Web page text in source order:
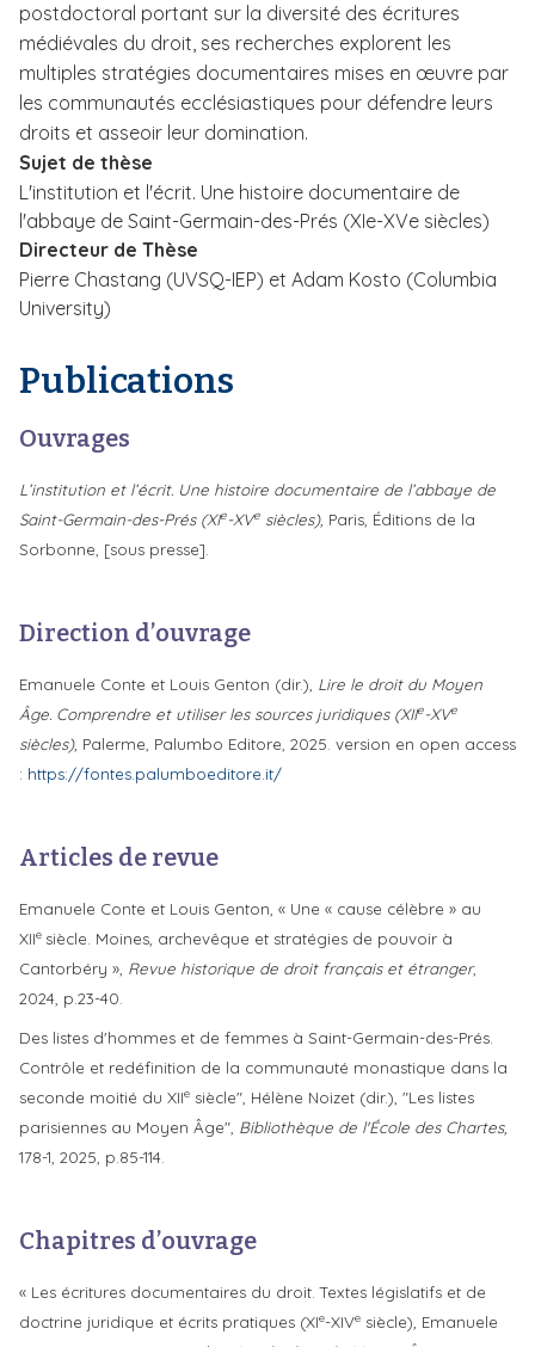
postdoctoral portant sur la diversité des écritures
médiévales du droit, ses recherches explorent les
multiples stratégies documentaires mises en œuvre par
les communautés ecclésiastiques pour défendre leurs
droits et asseoir leur domination.
Sujet de thèse
L'institution et l'écrit. Une histoire documentaire de
l'abbaye de Saint-Germain-des-Prés (XIe-XVe siècles)
Directeur de Thèse
Pierre Chastang (UVSQ-IEP) et Adam Kosto (Columbia
University)
Publications
Ouvrages
L’institution et l’écrit. Une histoire documentaire de l’abbaye de
Saint-Germain-des-Prés (XIe-XVe siècles), Paris, Éditions de la
Sorbonne, [sous presse].
Direction d’ouvrage
Emanuele Conte et Louis Genton (dir.), Lire le droit du Moyen
Âge. Comprendre et utiliser les sources juridiques (XIIe-XVe
siècles), Palerme, Palumbo Editore, 2025. version en open access
: https://fontes.palumboeditore.it/
Articles de revue
Emanuele Conte et Louis Genton, « Une « cause célèbre » au
XIIe siècle. Moines, archevêque et stratégies de pouvoir à
Cantorbéry », Revue historique de droit français et étranger,
2024, p.23-40.
Des listes d'hommes et de femmes à Saint-Germain-des-Prés.
Contrôle et redéfinition de la communauté monastique dans la
seconde moitié du XIIe siècle", Hélène Noizet (dir.), "Les listes
parisiennes au Moyen Âge", Bibliothèque de l'École des Chartes,
178-1, 2025, p.85-114.
Chapitres d’ouvrage
« Les écritures documentaires du droit. Textes législatifs et de
doctrine juridique et écrits pratiques (XIe-XIVe siècle) Emanuele